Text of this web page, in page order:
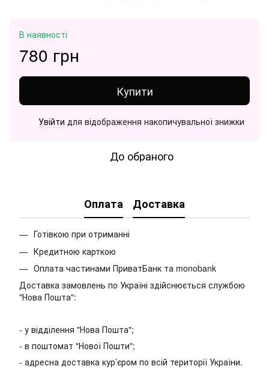
В наявності
780 грн
Купити
Увійти для відображення накопичувальної знижки
До обраного
Оплата Доставка
Готівкою при отриманні
Кредитною карткою
Оплата частинами ПриватБанк та monobank
Доставка замовлень по Україні здійснюється службою
"Нова Пошта":
- у відділення "Нова Пошта";
- в поштомат "Нової Пошти";
- адресна доставка кур’єром по всій території України.